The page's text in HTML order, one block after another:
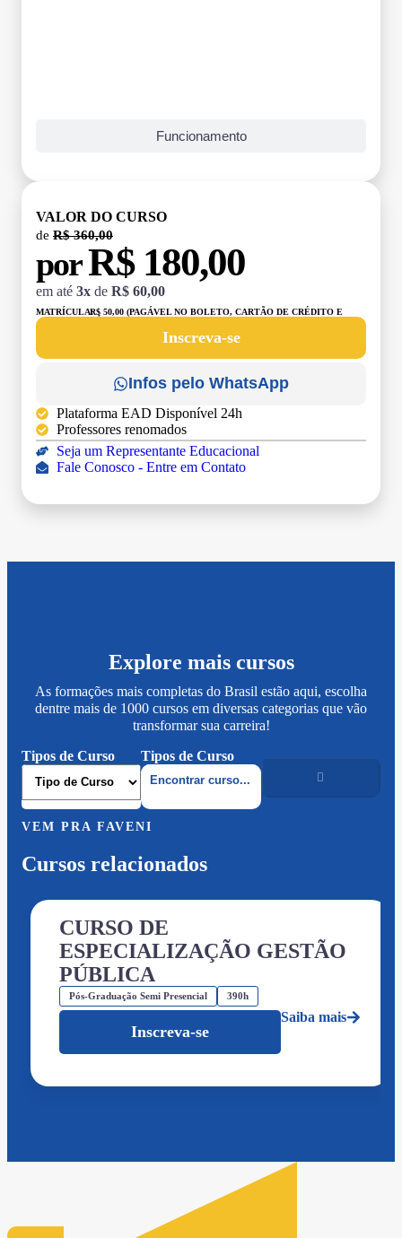
Funcionamento
VALOR DO CURSO
de R$ 360,00
porR$ 180,00
em até 3x de R$ 60,00
MATRÍCULA:R$ 50,00 (PAGÁVEL NO BOLETO, CARTÃO DE CRÉDITO E
Inscreva-se
Infos pelo WhatsApp
Plataforma EAD Disponível 24h
Professores renomados
Seja um Representante Educacional
Fale Conosco - Entre em Contato
Explore mais cursos
As formações mais completas do Brasil estão aqui, escolha
dentre mais de 1000 cursos em diversas categorias que vão
transformar sua carreira!
Tipos de Curso
Tipos de Curso
VEM PRA FAVENI
Cursos relacionados
CURSO DE
ESPECIALIZAÇÃO GESTÃO
PÚBLICA
Pós-Graduação Semi Presencial 390h
Inscreva-se
Saiba mais